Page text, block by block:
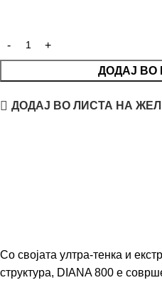
ДОДАЈ
ДОДАЈ ВО ЛИСТА НА
Со својата ултра-тенка и
структура, DIANA 800 е